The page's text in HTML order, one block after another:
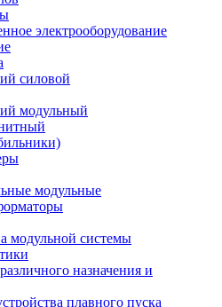
электрооборудование
силовой
модульный
модульные
модульной системы
назначения и
плавного пуска